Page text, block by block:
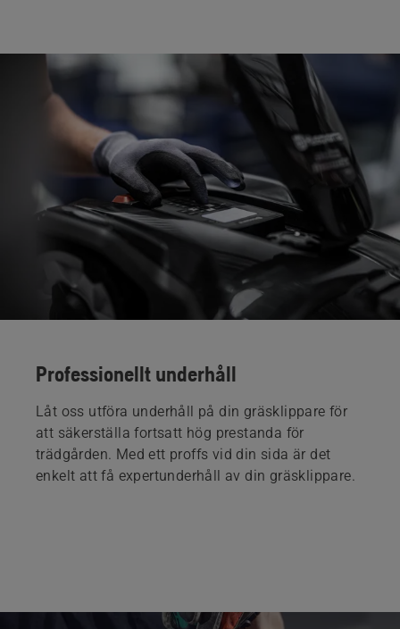
Professionellt underhåll
Låt oss utföra underhåll på din gräsklippare för
att säkerställa fortsatt hög prestanda för
trädgården. Med ett proffs vid din sida är det
enkelt att få expertunderhåll av din gräsklippare.